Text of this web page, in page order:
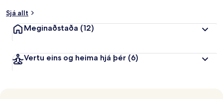
Sjá allt
Meginaðstaða (12)
Vertu eins og heima hjá þér (6)